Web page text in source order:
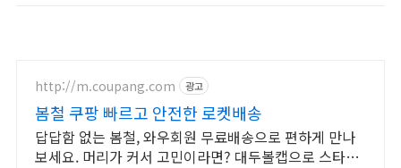
http://m.coupang.com 광고
봄철 쿠팡 빠르고 안전한 로켓배송
답답함 없는 봄철, 와우회원 무료배송으로 편하게 만나
보세요. 머리가 커서 고민이라면? 대두볼캡으로 스타일